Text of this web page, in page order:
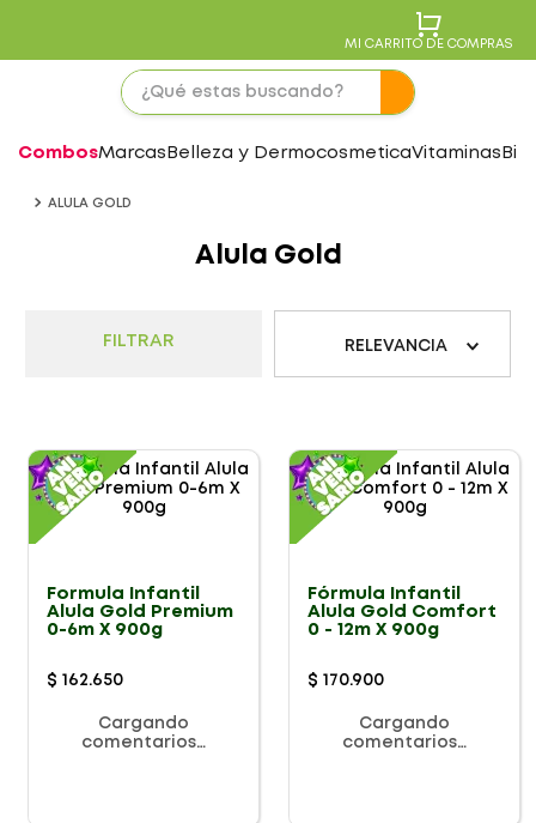
MI CARRITO DE COMPRAS
CombosMarcas Belleza y DermocosmeticaVitaminas
ALULA GOLD
Alula Gold
FILTRAR RELEVANCIA
Formula Infantil
Alula Gold Premium
0-6m X 900g
$ 162.650
Cargando
comentarios…
Fórmula Infantil
Alula Gold Comfort
0 - 12m X 900g
$ 170.900
Cargando
comentarios…